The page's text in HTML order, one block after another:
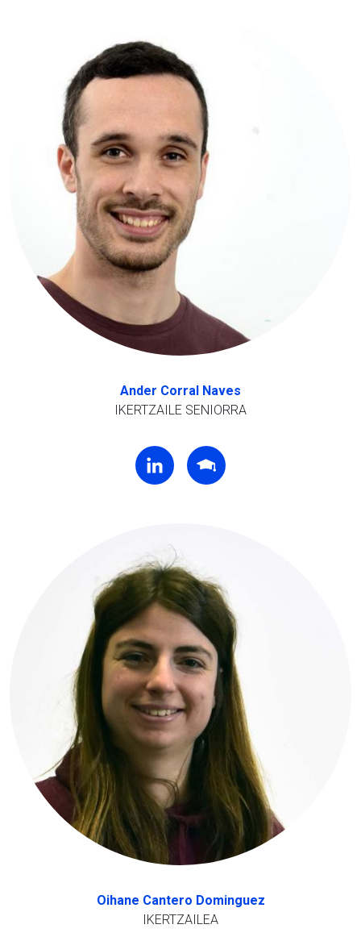
Ander Corral Naves
IKERTZAILE SENIORRA
Oihane Cantero Dominguez
IKERTZAILEA